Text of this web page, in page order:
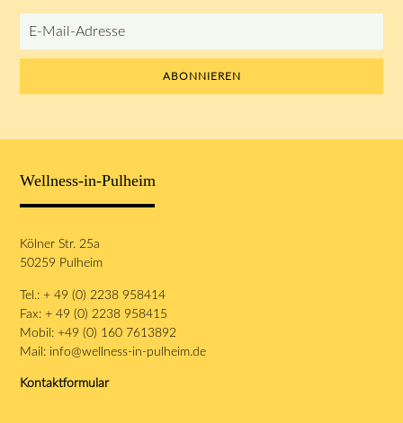
E-
Mail-
ABONNIEREN
Wellness-in-Pulheim
Kölner Str. 25a
50259 Pulheim
Tel.: + 49 (0) 2238 958414
Fax: + 49 (0) 2238 958415
Mobil: +49 (0) 160 7613892
Mail: info@wellness-in-pulheim.de
Kontaktformular